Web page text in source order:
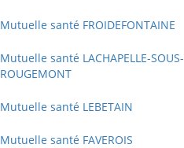
Mutuelle santé FROIDEFONTAINE
Mutuelle santé LACHAPELLE-SOUS-
ROUGEMONT
Mutuelle santé LEBETAIN
Mutuelle santé FAVEROIS